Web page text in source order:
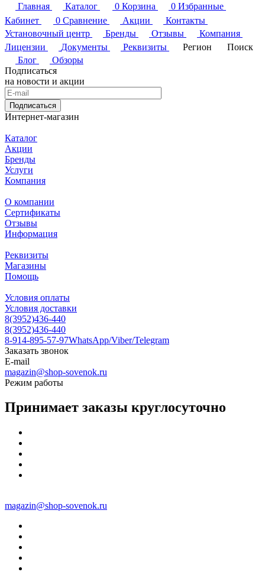
Главная
Каталог 0 Корзина 0 Избранные
Кабинет
0 Сравнение Акции
Контакты
Установочный центр
Бренды Отзывы
Компания
Лицензии
Документы Реквизиты Регион
Поиск
Блог
Обзоры
Подписаться
на новости и акции
Подписаться
Интернет-магазин
Каталог
Акции
Бренды
Услуги
Компания
О компании
Сертификаты
Отзывы
Информация
Реквизиты
Магазины
Помощь
Условия оплаты
Условия доставки
8(3952)436-440
8(3952)436-440
8-914-895-57-97WhatsApp/Viber/Telegram
Заказать звонок
E-mail
magazin@shop-sovenok.ru
Режим работы
Принимает заказы круглосуточно
magazin@shop-sovenok.ru